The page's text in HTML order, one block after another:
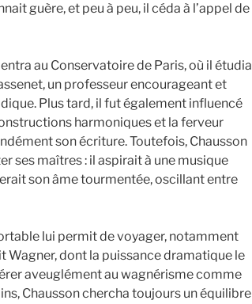
guère, et peu à peu, il céda à l’appel de
entra au Conservatoire de Paris, où il étudia
un professeur encourageant et
Plus tard, il fut également influencé
harmoniques et la ferveur
son écriture. Toutefois, Chausson
ses maîtres : il aspirait à une musique
son âme tourmentée, oscillant entre
lui permit de voyager, notamment
Wagner, dont la puissance dramatique le
aveuglément au wagnérisme comme
Chausson chercha toujours un équilibre